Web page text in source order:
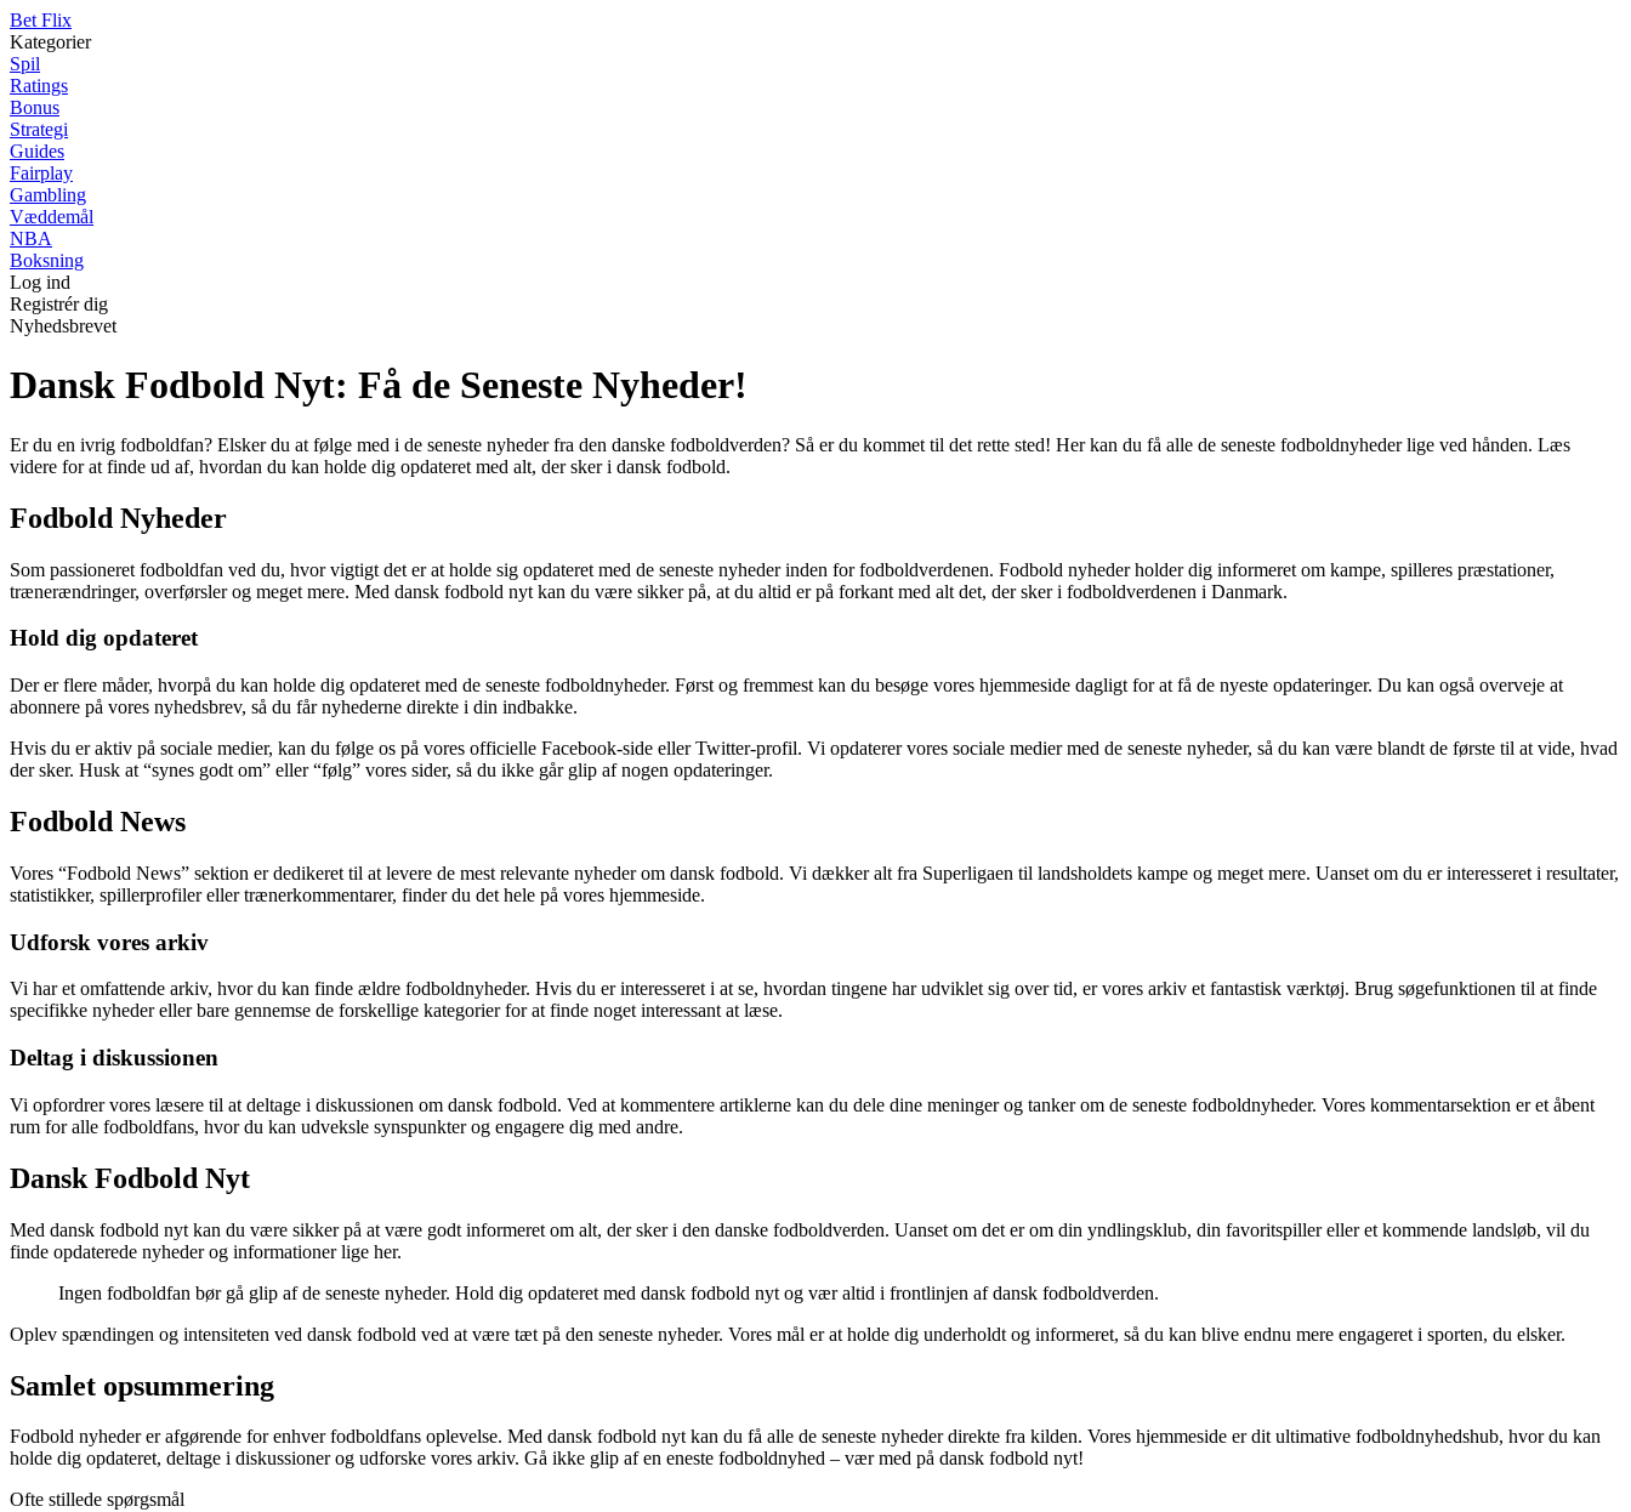
Bet Flix
Kategorier
Spil
Ratings
Bonus
Strategi
Guides
Fairplay
Gambling
Væddemål
NBA
Boksning
Log ind
Registrér dig
Nyhedsbrevet
Dansk Fodbold Nyt: Få de Seneste Nyheder!
Er du en ivrig fodboldfan? Elsker du at følge med i de seneste nyheder fra den danske fodboldverden? Så er du kommet til det rette sted! Her kan du få alle de seneste fodboldnyheder lige ved hånden. Læs
videre for at finde ud af, hvordan du kan holde dig opdateret med alt, der sker i dansk fodbold.
Fodbold Nyheder
Som passioneret fodboldfan ved du, hvor vigtigt det er at holde sig opdateret med de seneste nyheder inden for fodboldverdenen. Fodbold nyheder holder dig informeret om kampe, spilleres præstationer,
trænerændringer, overførsler og meget mere. Med dansk fodbold nyt kan du være sikker på, at du altid er på forkant med alt det, der sker i fodboldverdenen i Danmark.
Hold dig opdateret
Der er flere måder, hvorpå du kan holde dig opdateret med de seneste fodboldnyheder. Først og fremmest kan du besøge vores hjemmeside dagligt for at få de nyeste opdateringer. Du kan også overveje at
abonnere på vores nyhedsbrev, så du får nyhederne direkte i din indbakke.
Hvis du er aktiv på sociale medier, kan du følge os på vores officielle Facebook-side eller Twitter-profil. Vi opdaterer vores sociale medier med de seneste nyheder, så du kan være blandt de første til at vide, hvad
der sker. Husk at “synes godt om” eller “følg” vores sider, så du ikke går glip af nogen opdateringer.
Fodbold News
Vores “Fodbold News” sektion er dedikeret til at levere de mest relevante nyheder om dansk fodbold. Vi dækker alt fra Superligaen til landsholdets kampe og meget mere. Uanset om du er interesseret i resultater,
statistikker, spillerprofiler eller trænerkommentarer, finder du det hele på vores hjemmeside.
Udforsk vores arkiv
Vi har et omfattende arkiv, hvor du kan finde ældre fodboldnyheder. Hvis du er interesseret i at se, hvordan tingene har udviklet sig over tid, er vores arkiv et fantastisk værktøj. Brug søgefunktionen til at finde
specifikke nyheder eller bare gennemse de forskellige kategorier for at finde noget interessant at læse.
Deltag i diskussionen
Vi opfordrer vores læsere til at deltage i diskussionen om dansk fodbold. Ved at kommentere artiklerne kan du dele dine meninger og tanker om de seneste fodboldnyheder. Vores kommentarsektion er et åbent
rum for alle fodboldfans, hvor du kan udveksle synspunkter og engagere dig med andre.
Dansk Fodbold Nyt
Med dansk fodbold nyt kan du være sikker på at være godt informeret om alt, der sker i den danske fodboldverden. Uanset om det er om din yndlingsklub, din favoritspiller eller et kommende landsløb, vil du
finde opdaterede nyheder og informationer lige her.
Ingen fodboldfan bør gå glip af de seneste nyheder. Hold dig opdateret med dansk fodbold nyt og vær altid i frontlinjen af dansk fodboldverden.
Oplev spændingen og intensiteten ved dansk fodbold ved at være tæt på den seneste nyheder. Vores mål er at holde dig underholdt og informeret, så du kan blive endnu mere engageret i sporten, du elsker.
Samlet opsummering
Fodbold nyheder er afgørende for enhver fodboldfans oplevelse. Med dansk fodbold nyt kan du få alle de seneste nyheder direkte fra kilden. Vores hjemmeside er dit ultimative fodboldnyhedshub, hvor du kan
holde dig opdateret, deltage i diskussioner og udforske vores arkiv. Gå ikke glip af en eneste fodboldnyhed – vær med på dansk fodbold nyt!
Ofte stillede spørgsmål